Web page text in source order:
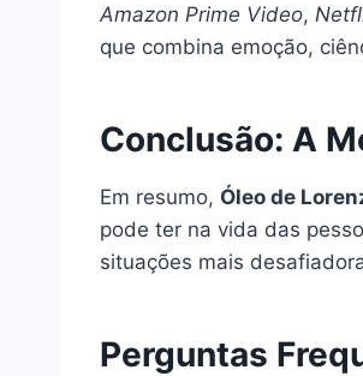
Amazon Prime Video,
que combina emoção,
Conclusão: A
Em resumo, Óleo de
pode ter na vida das
situações mais
Perguntas